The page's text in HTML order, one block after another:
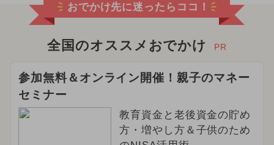
おでかけ先に迷ったらココ！
全国のオススメおでかけ PR
参加無料＆オンライン開催！親子のマネー
セミナー
教育資金と老後資金の貯め
方・増やし方＆子供のため